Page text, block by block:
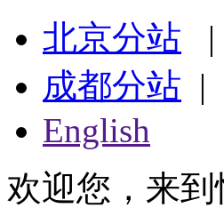
北京分站 |
成都分站 |
English
欢迎您，来